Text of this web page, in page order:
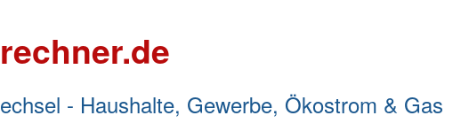
- Haushalte, Gewerbe, Ökostrom & Gas